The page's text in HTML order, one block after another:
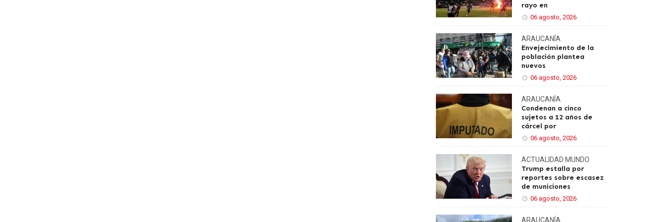
rayo en
06 agosto, 2026
ARAUCANÍA
Envejecimiento de la
población plantea
nuevos
06 agosto, 2026
ARAUCANÍA
Condenan a cinco
sujetos a 12 años de
cárcel por
06 agosto, 2026
ACTUALIDAD MUNDO
Trump estalla por
reportes sobre escasez
de municiones
06 agosto, 2026
ARAUCANÍA